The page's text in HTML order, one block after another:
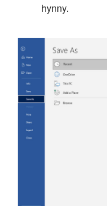
hynny.